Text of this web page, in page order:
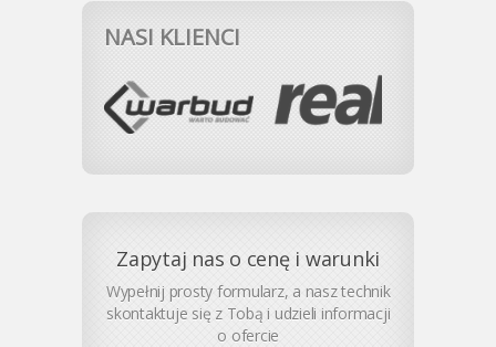
NASI KLIENCI
Zapytaj nas o cenę i warunki
Wypełnij prosty formularz, a nasz technik
skontaktuje się z Tobą i udzieli informacji
o ofercie